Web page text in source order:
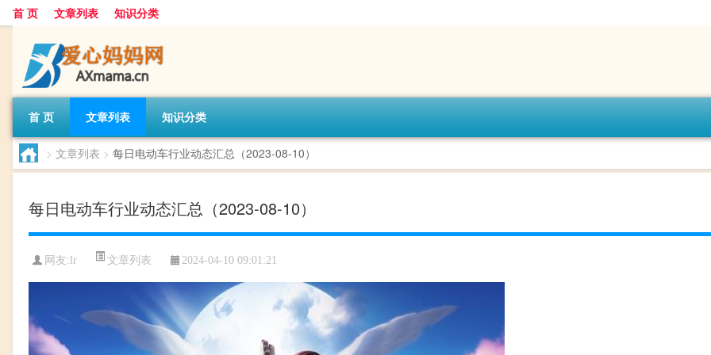
首 页 文章列表 知识分类
首 页 文章列表 知识分类
> 文章列表 > 每日电动车行业动态汇总（2023-08-10）
每日电动车行业动态汇总（2023-08-10）
网友: lr 文章列表 2024-04-10 09:01:21